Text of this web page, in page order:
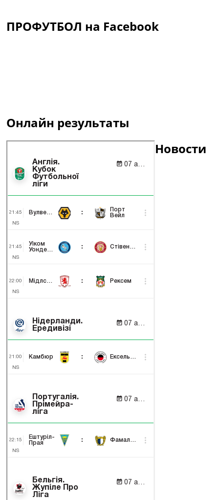
ПРОФУТБОЛ на Facebook
Онлайн результаты
Новости